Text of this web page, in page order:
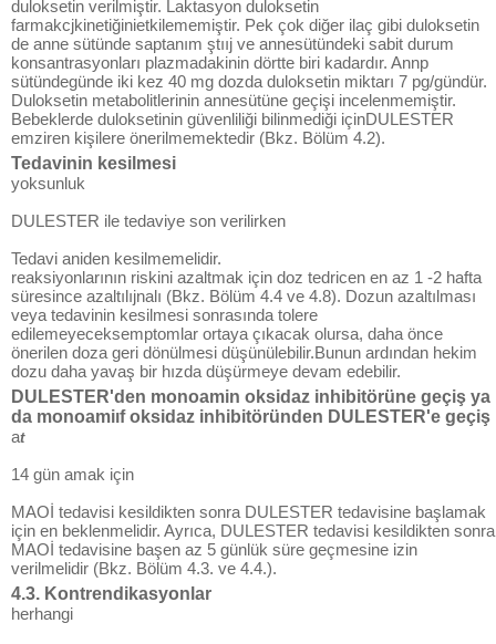
duloksetin verilmiştir. Laktasyon duloksetin
farmakcjkinetiğinietkilememiştir. Pek çok diğer ilaç gibi duloksetin
de anne sütünde saptanım ştııj ve annesütündeki sabit durum
konsantrasyonları plazmadakinin dörtte biri kadardır. Annp
sütündegünde iki kez 40 mg dozda duloksetin miktarı 7 pg/gündür.
Duloksetin metabolitlerinin annesütüne geçişi incelenmemiştir.
Bebeklerde duloksetinin güvenliliği bilinmediği içinDULESTER
emziren kişilere önerilmemektedir (Bkz. Bölüm 4.2).
Tedavinin kesilmesi
yoksunluk
DULESTER ile tedaviye son verilirken
Tedavi aniden kesilmemelidir.
reaksiyonlarının riskini azaltmak için doz tedricen en az 1 -2 hafta
süresince azaltılıjnalı (Bkz. Bölüm 4.4 ve 4.8). Dozun azaltılması
veya tedavinin kesilmesi sonrasında tolere
edilemeyeceksemptomlar ortaya çıkacak olursa, daha önce
önerilen doza geri dönülmesi düşünülebilir.Bunun ardından hekim
dozu daha yavaş bir hızda düşürmeye devam edebilir.
DULESTER'den monoamin oksidaz inhibitörüne geçiş ya
da monoamiıf oksidaz inhibitöründen DULESTER'e geçiş
at
14 gün amak için
MAOİ tedavisi kesildikten sonra DULESTER tedavisine başlamak
için en beklenmelidir. Ayrıca, DULESTER tedavisi kesildikten sonra
MAOİ tedavisine başen az 5 günlük süre geçmesine izin
verilmelidir (Bkz. Bölüm 4.3. ve 4.4.).
4.3. Kontrendikasyonlar
herhangi